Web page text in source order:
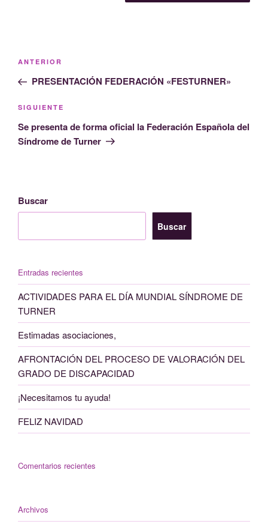
Navegación
entradas
Entrada
anterior:
ANTERIOR
PRESENTACIÓN FEDERACIÓN «FESTURNER»
Siguiente
entrada
SIGUIENTE
Se presenta de forma oficial la Federación Española del
Síndrome de Turner
Buscar
Buscar
Entradas recientes
ACTIVIDADES PARA EL DÍA MUNDIAL SÍNDROME DE
TURNER
Estimadas asociaciones,
AFRONTACIÓN DEL PROCESO DE VALORACIÓN DEL
GRADO DE DISCAPACIDAD
¡Necesitamos tu ayuda!
FELIZ NAVIDAD
Comentarios recientes
Archivos